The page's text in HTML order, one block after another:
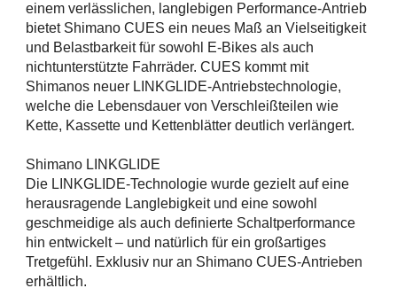
einem verlässlichen, langlebigen Performance-Antrieb
bietet Shimano CUES ein neues Maß an Vielseitigkeit
und Belastbarkeit für sowohl E-Bikes als auch
nichtunterstützte Fahrräder. CUES kommt mit
Shimanos neuer LINKGLIDE-Antriebstechnologie,
welche die Lebensdauer von Verschleißteilen wie
Kette, Kassette und Kettenblätter deutlich verlängert.
Shimano LINKGLIDE
Die LINKGLIDE-Technologie wurde gezielt auf eine
herausragende Langlebigkeit und eine sowohl
geschmeidige als auch definierte Schaltperformance
hin entwickelt – und natürlich für ein großartiges
Tretgefühl. Exklusiv nur an Shimano CUES-Antrieben
erhältlich.